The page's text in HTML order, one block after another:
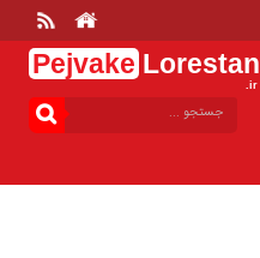
Pejvake Lorestan
.ir